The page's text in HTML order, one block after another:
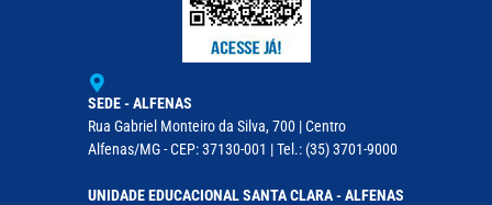
SEDE - ALFENAS
Rua Gabriel Monteiro da Silva, 700 | Centro
Alfenas/MG - CEP: 37130-001 | Tel.: (35) 3701-9000
UNIDADE EDUCACIONAL SANTA CLARA - ALFENAS